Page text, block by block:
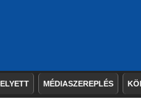
MÉDIASZEREPLÉS